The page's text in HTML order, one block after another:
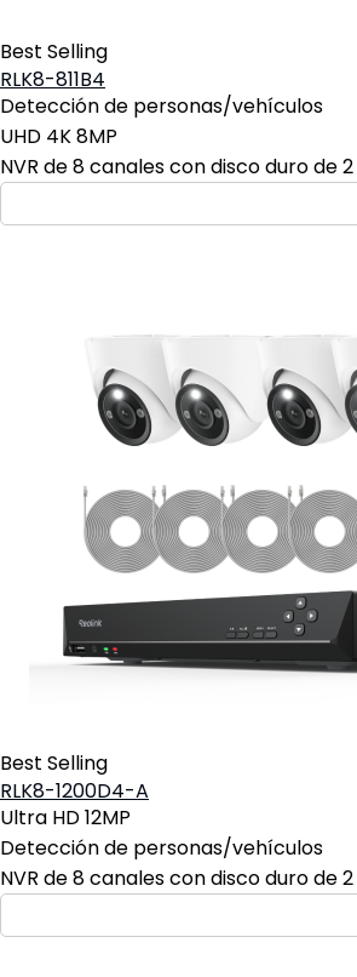
Best Selling
RLK8-811B4
Detección de personas/vehículos
UHD 4K 8MP
NVR de 8 canales con disco duro de 2
Best Selling
RLK8-1200D4-A
Ultra HD 12MP
Detección de personas/vehículos
NVR de 8 canales con disco duro de 2